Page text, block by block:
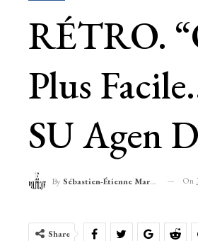
RÉTRO.
Plus
SU Agen
By Sébastien-Étienne Marechal On
Share